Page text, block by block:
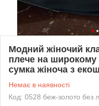
Модний жіночий
плече на широкому
сумка жіноча з
Немає в наявності
Код: 0528 беж-золото без